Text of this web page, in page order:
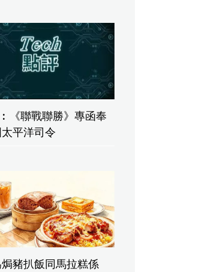
《聯戰聯勝》專函奉
平洋司令
豬扒飯同馬拉糕係